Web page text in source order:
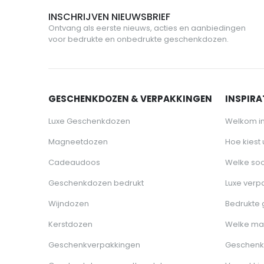
INSCHRIJVEN NIEUWSBRIEF
Ontvang als eerste nieuws, acties en aanbiedingen
voor bedrukte en onbedrukte geschenkdozen.
GESCHENKDOZEN & VERPAKKINGEN
Luxe Geschenkdozen
Magneetdozen
Cadeaudoos
Geschenkdozen bedrukt
Wijndozen
Kerstdozen
Geschenkverpakkingen
Welkom
Hoe kiest
Welke
Luxe
Bedrukte
Welke